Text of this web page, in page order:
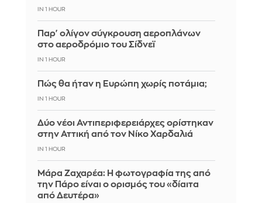
IN 1 HOUR
Παρ' ολίγον σύγκρουση αεροπλάνων
στο αεροδρόμιο του Σίδνεϊ
IN 1 HOUR
Πώς θα ήταν η Ευρώπη χωρίς ποτάμια;
IN 1 HOUR
Δύο νέοι Αντιπεριφερειάρχες ορίστηκαν
στην Αττική από τον Νίκο Χαρδαλιά
IN 1 HOUR
Μάρα Ζαχαρέα: Η φωτογραφία της από
την Πάρο είναι ο ορισμός του «δίαιτα
από Δευτέρα»